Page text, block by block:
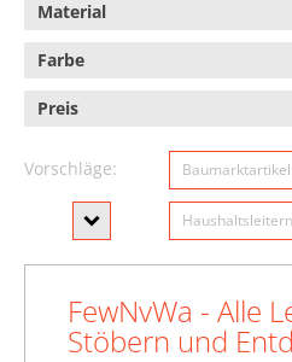
Material
Farbe
Preis
Vorschläge:
Tritte von
Bauleitern von
FewNvWa - Alle
Stöbern und